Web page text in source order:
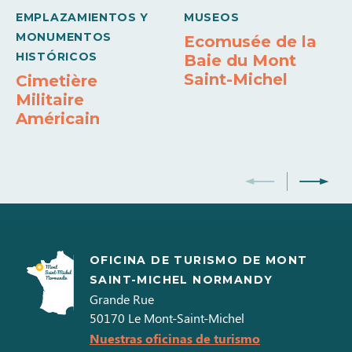
EMPLAZAMIENTOS Y
MONUMENTOS
HISTÓRICOS
Cimetière
Militaire
Américain
MUSEOS
Ecomusée de la
Baie du Mont
Saint-Michel
OFICINA DE TURISMO DE MONT
SAINT-MICHEL NORMANDY
Grande Rue
50170 Le Mont-Saint-Michel
Nuestras oficinas de turismo